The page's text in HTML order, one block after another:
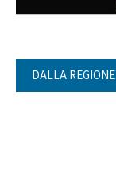
DALLA REGIONE